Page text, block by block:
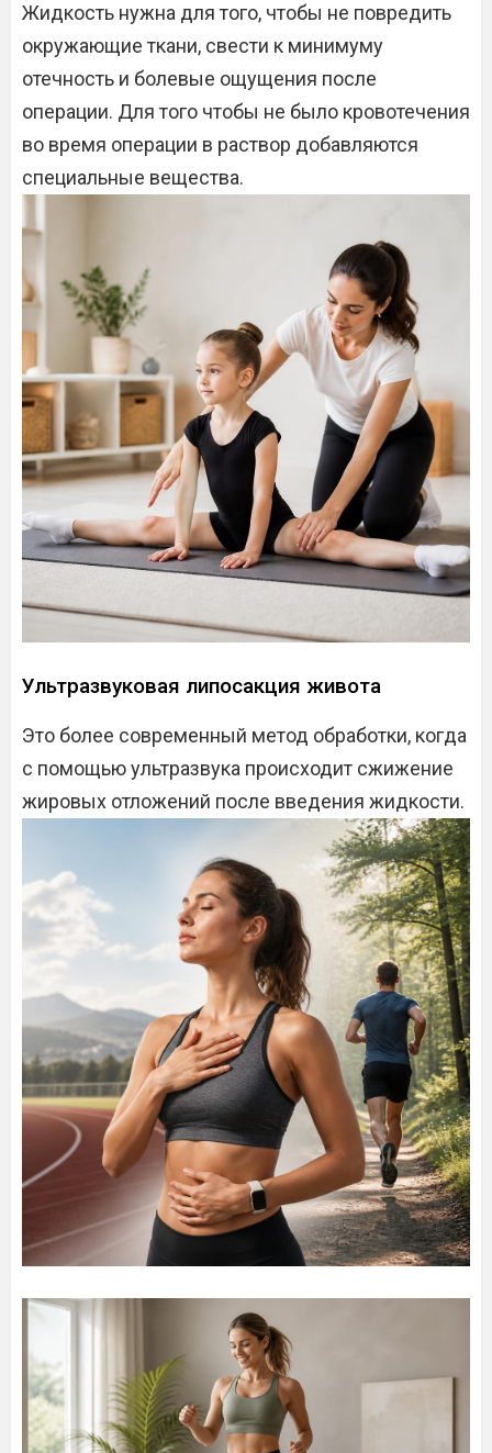
Жидкость нужна для того, чтобы не повредить
окружающие ткани, свести к минимуму
отечность и болевые ощущения после
операции. Для того чтобы не было кровотечения
во время операции в раствор добавляются
специальные вещества.
Ультразвуковая липосакция живота
Это более современный метод обработки, когда
с помощью ультразвука происходит сжижение
жировых отложений после введения жидкости.